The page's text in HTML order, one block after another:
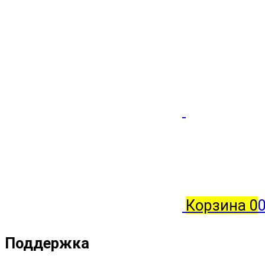
Корзина 0
Поддержка